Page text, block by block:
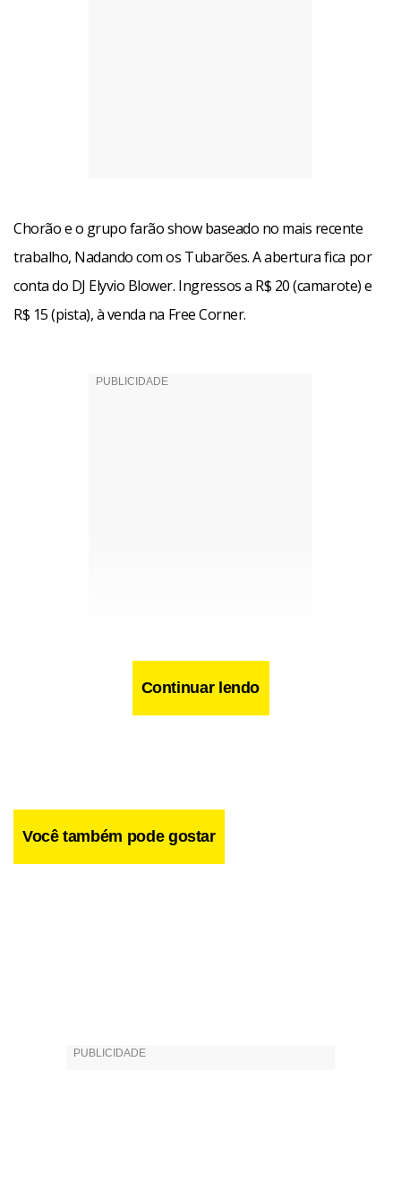
Chorão e o grupo farão show baseado no mais recente
trabalho, Nadando com os Tubarões. A abertura fica por
conta do DJ Elyvio Blower. Ingressos a R$ 20 (camarote) e
R$ 15 (pista), à venda na Free Corner.
Facebook
WhatsApp
LinkedIn
Twitter
X Telegram
Share
Continuar lendo
Você também pode gostar